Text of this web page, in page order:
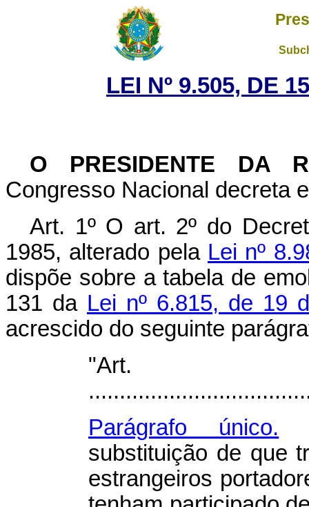
LEI Nº 9.505, DE
O PRESIDENTE DA
Congresso Nacional decreta
Art. 1º O art. 2º do
1985, alterado pela Lei nº
dispõe sobre a tabela de
131 da Lei nº 6.815, de 19
acrescido do seguinte
Parágrafo único.
substituição de que
estrangeiros